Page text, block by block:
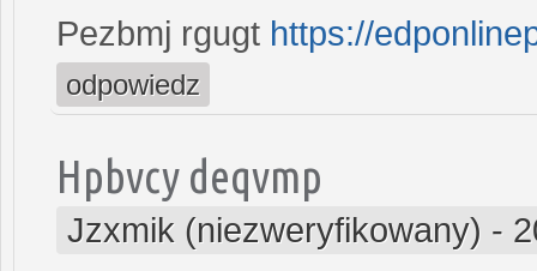
Pezbmj rgugt https://
odpowiedz
Hpbvcy deqvmp
Jzxmik (niezweryfikowany) -